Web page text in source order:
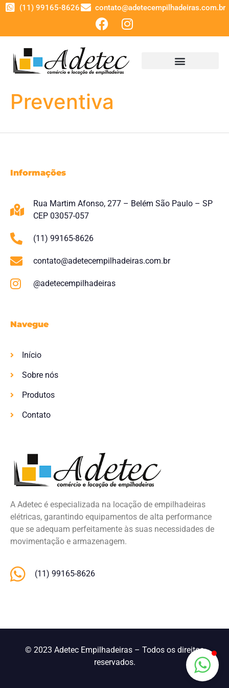
(11) 99165-8626 contato@adetecempilhadeiras.com.br
Preventiva
A Adetec é especializada na locação de empilhadeiras
elétricas, garantindo equipamentos de alta performance
que se adequam perfeitamente às suas necessidades de
movimentação e armazenagem.
(11) 99165-8626
Navegue
Início
Sobre nós
Produtos
Contato
Informações
Rua Martim Afonso, 277 – Belém São Paulo – SP
CEP 03057-057
(11) 99165-8626
contato@adetecempilhadeiras.com.br
@adetecempilhadeiras
© 2023 Adetec Empilhadeiras – Todos os direitos
reservados.